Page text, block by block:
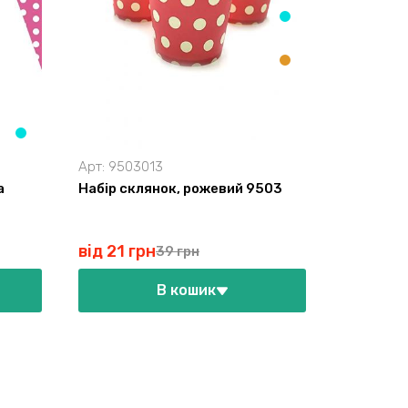
Арт: 9503013
Набір склянок, рожевий 9503
від 21 грн39 грн
В кошик